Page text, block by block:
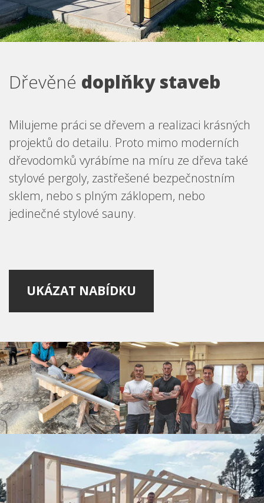
Dřevěné doplňky staveb
Milujeme práci se dřevem a realizaci krásných
projektů do detailu. Proto mimo moderních
dřevodomků vyrábíme na míru ze dřeva také
stylové pergoly, zastřešené bezpečnostním
sklem, nebo s plným záklopem, nebo
jedinečné stylové sauny.
UKÁZAT NABÍDKU